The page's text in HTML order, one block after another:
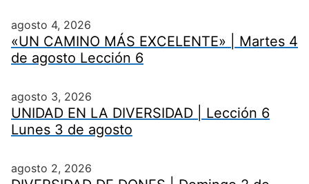
agosto 4, 2026
«UN CAMINO MÁS EXCELENTE» | Martes 4
de agosto Lección 6
agosto 3, 2026
UNIDAD EN LA DIVERSIDAD | Lección 6
Lunes 3 de agosto
agosto 2, 2026